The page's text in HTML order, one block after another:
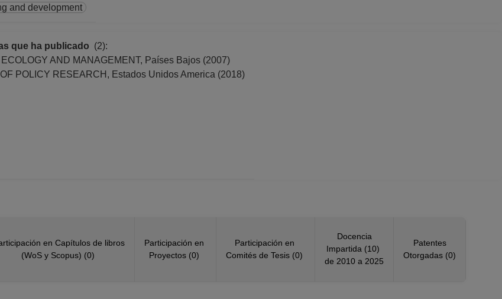
and development
que ha publicado (2):
AND MANAGEMENT, Países Bajos (2007)
POLICY RESEARCH, Estados Unidos America (2018)
en Capítulos de libros
(WoS y Scopus) (0)
Participación en
Proyectos (0)
Participación en
Comités de Tesis (0)
Docencia
Impartida (10)
de 2010 a 2025
Patentes
Otorgadas (0)